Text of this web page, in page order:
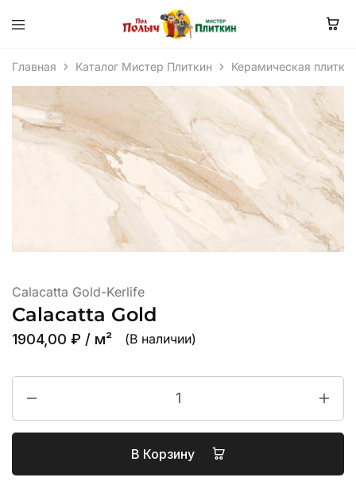
Главная Каталог Мистер Плиткин Керамическая плитка
Calacatta Gold-Kerlife
Calacatta Gold
1904,00 ₽ / м² (В наличии)
В Корзину